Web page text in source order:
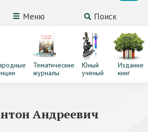
Меню Поиск
Тематические
журналы
Юный
ученый
Издание
книг
Андреевич